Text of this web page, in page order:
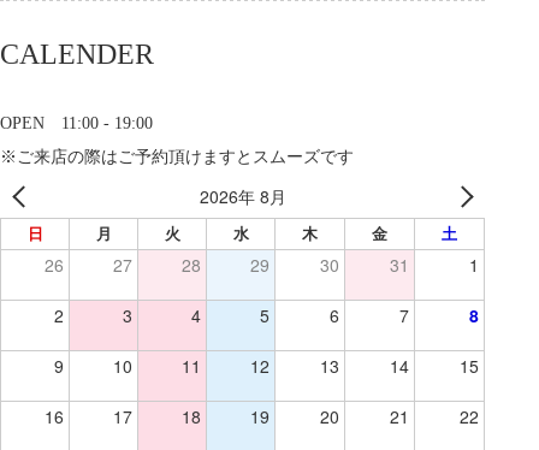
CALENDER
OPEN 11:00 - 19:00
※ご来店の際はご予約頂けますとスムーズです
2026年 8月
日 月 火 水 木 金 土
26 27 28 29 30 31 1
2 3 4 5 6 7 8
9 10 11 12 13 14 15
16 17 18 19 20 21 22